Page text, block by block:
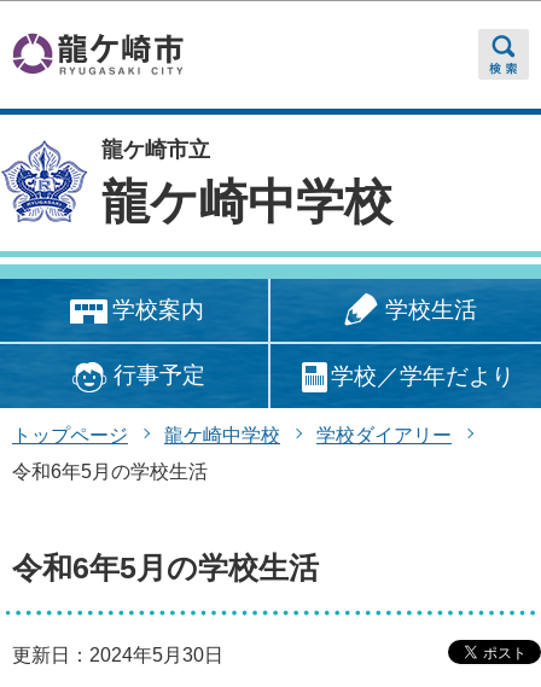
龍ケ崎市立
龍ケ崎中学校
学校案内 学校生活
行事予定 学校／学年だより
トップページ 龍ケ崎中学校
学校ダイアリー
令和6年5月の学校生活
令和6年5月の学校生活
更新日：2024年5月30日